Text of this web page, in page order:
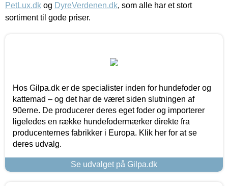
PetLux.dk og DyreVerdenen.dk, som alle har et stort
sortiment til gode priser.
Hos Gilpa.dk er de specialister inden for hundefoder og
kattemad – og det har de været siden slutningen af
90erne. De producerer deres eget foder og importerer
ligeledes en række hundefodermærker direkte fra
producenternes fabrikker i Europa. Klik her for at se
deres udvalg.
Se udvalget på Gilpa.dk